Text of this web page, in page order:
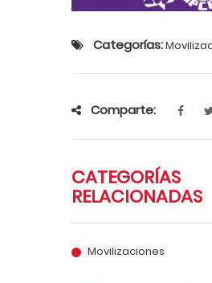
Categorías:
Comparte:
CATEGORÍAS
RELACIONADAS
Movilizaciones